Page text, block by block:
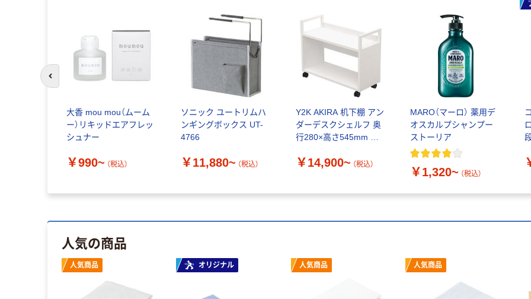
大香 mou mou（ムーム
ー）リキッドエアフレッ
シュナー
￥990~ （税込）
ソニック ユートリムハ
ンギングボックス UT-
4766
￥11,880~ （税込）
Y2K AKIRA 机下棚 アン
ダーデスクシェルフ 奥
行280×高さ545mm ホ
￥14,900~ （税込）
MARO（マーロ） 薬用デ
オスカルプシャンプー
ストーリア
￥1,320~ （税込）
前のスライドへ
人気の商品
人気商品 オリジナル 人気商品 人気商品